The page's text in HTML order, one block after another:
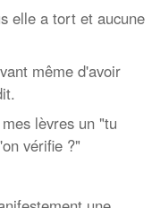
elle a tort et aucune
même d'avoir
lèvres un "tu
vérifie ?"